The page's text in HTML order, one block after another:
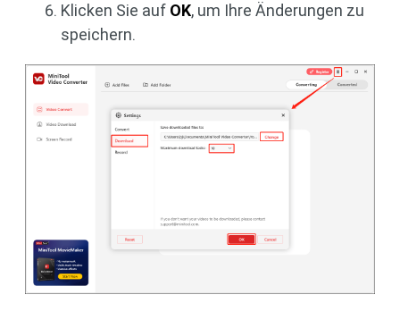
Klicken Sie auf OK, um Ihre Änderungen zu
speichern.